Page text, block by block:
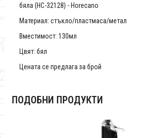
бяла (HC-32128) - Horecano
Материал: стъкло/пластмаса/метал
Вместимост: 130мл
Цвят: бял
Цената се предлага за брой
ПОДОБНИ ПРОДУКТИ